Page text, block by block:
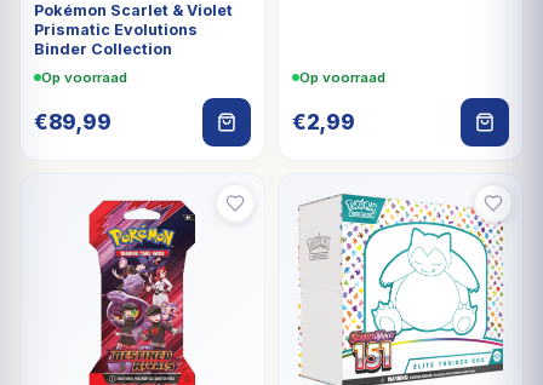
Pokémon Scarlet & Violet
Prismatic Evolutions
Binder Collection
Op voorraad
€89,99
Op voorraad
€2,99